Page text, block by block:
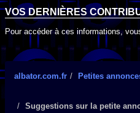
VOS DERNIÈRES
Pour accéder à ces informations,
albator.com.fr Petites
Suggestions sur la petite